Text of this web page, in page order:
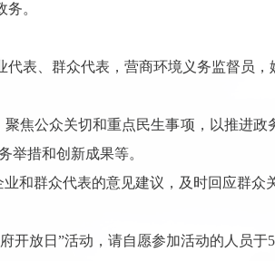
。
代表、群众代表，营商环境义务监督员，
聚焦公众关切和重点民生事项，以推进
举措和创新成果等。
和群众代表的意见建议，及时回应群
开放日”活动，请自愿参加活动的人员于